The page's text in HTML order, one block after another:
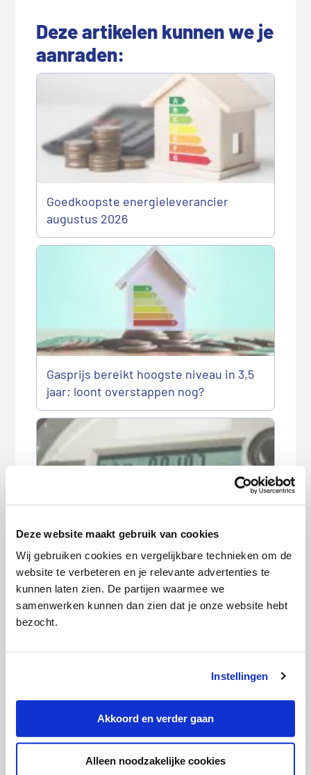
Deze website maakt gebruik van cookies
Wij gebruiken cookies en vergelijkbare technieken om de
website te verbeteren en je relevante advertenties te
kunnen laten zien. De partijen waarmee we
samenwerken kunnen dan zien dat je onze website hebt
bezocht.
Instellingen
Akkoord en verder gaan
Alleen noodzakelijke cookies
Deze artikelen kunnen we je
aanraden:
Goedkoopste energieleverancier
augustus 2026
Gasprijs bereikt hoogste niveau in 3,5
jaar: loont overstappen nog?
meterstanden door?
Brand door zonnepanelen: dit moet je
weten